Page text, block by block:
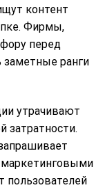
контент
Фирмы,
перед
заметные ранги
утрачивают
затратности.
пользователей